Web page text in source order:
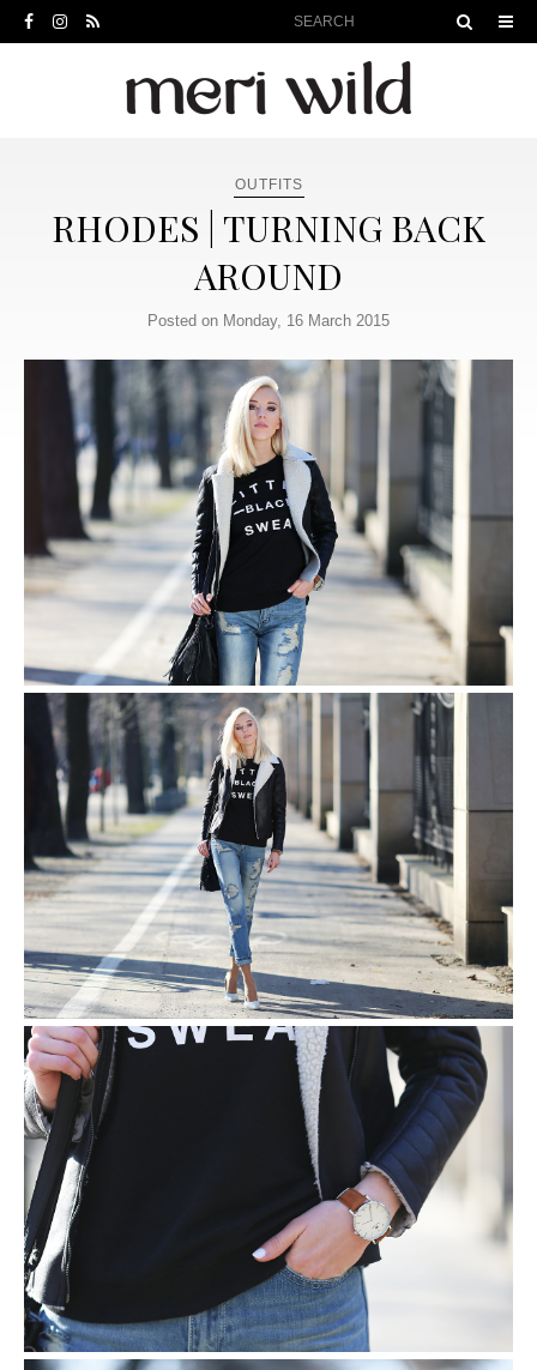
OUTFITS
RHODES | TURNING BACK
AROUND
Posted on Monday, 16 March 2015